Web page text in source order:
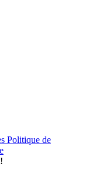
Politique de